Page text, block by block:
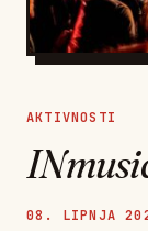
AKTIVNOSTI
08. LIPNJA